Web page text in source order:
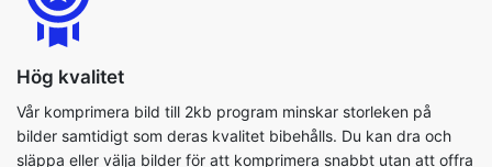
Vår komprimera bild till 2kb program minskar storleken på
släppa eller välja bilder för att komprimera snabbt utan att offra
kvaliteten. Eftersom det inte finns några tekniska krav kan även
icke-tekniska personer slutföra metoden. När du komprimerar
bildfiler kan du också använda de tillgängliga parametrarna för